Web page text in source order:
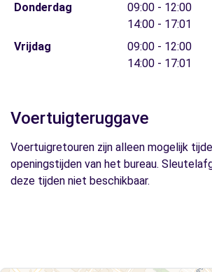
Donderdag
09:00 - 12:00
14:00 - 17:01
Vrijdag
09:00 - 12:00
14:00 - 17:01
Voertuigteruggave
Voertuigretouren zijn alleen mogelijk
openingstijden van het bureau.
deze tijden niet beschikbaar.